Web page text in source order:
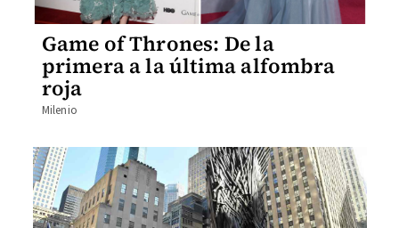
Game of Thrones: De la
primera a la última alfombra
roja
Milenio